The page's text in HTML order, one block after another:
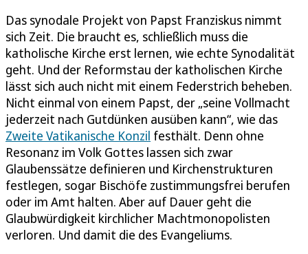
Das synodale Projekt von Papst Franziskus nimmt
sich Zeit. Die braucht es, schließlich muss die
katholische Kirche erst lernen, wie echte Synodalität
geht. Und der Reformstau der katholischen Kirche
lässt sich auch nicht mit einem Federstrich beheben.
Nicht einmal von einem Papst, der „seine Vollmacht
jederzeit nach Gutdünken ausüben kann“, wie das
Zweite Vatikanische Konzil festhält. Denn ohne
Resonanz im Volk Gottes lassen sich zwar
Glaubenssätze definieren und Kirchenstrukturen
festlegen, sogar Bischöfe zustimmungsfrei berufen
oder im Amt halten. Aber auf Dauer geht die
Glaubwürdigkeit kirchlicher Machtmonopolisten
verloren. Und damit die des Evangeliums.